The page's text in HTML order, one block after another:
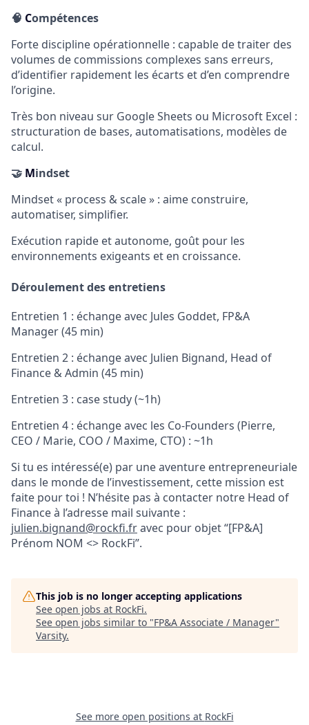
🧠 Compétences
Forte discipline opérationnelle : capable de traiter des
volumes de commissions complexes sans erreurs,
d’identifier rapidement les écarts et d’en comprendre
l’origine.
Très bon niveau sur Google Sheets ou Microsoft Excel :
structuration de bases, automatisations, modèles de
calcul.
🤝 Mindset
Mindset « process & scale » : aime construire,
automatiser, simplifier.
Exécution rapide et autonome, goût pour les
environnements exigeants et en croissance.
Déroulement des entretiens
Entretien 1 : échange avec Jules Goddet, FP&A
Manager (45 min)
Entretien 2 : échange avec Julien Bignand, Head of
Finance & Admin (45 min)
Entretien 3 : case study (~1h)
Entretien 4 : échange avec les Co-Founders (Pierre,
CEO / Marie, COO / Maxime, CTO) : ~1h
Si tu es intéressé(e) par une aventure entrepreneuriale
dans le monde de l’investissement, cette mission est
faite pour toi ! N’hésite pas à contacter notre Head of
Finance à l’adresse mail suivante :
julien.bignand@rockfi.fravec pour objet “[FP&A]
Prénom NOM <> RockFi”.
This job is no longer accepting applications
See open jobs at RockFi.
See open jobs similar to "FP&A Associate / Manager"
Varsity.
See more open positions at RockFi